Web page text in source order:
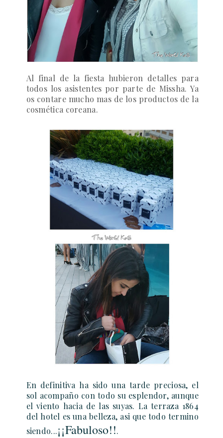
Al final de la fiesta hubieron detalles para
todos los asistentes por parte de Missha.Ya
os contare mucho mas de los productos de la
cosmética coreana.
En definitiva ha sido una tarde preciosa, el
sol acompaño con todo su esplendor, aunque
el viento hacia de las suyas. La terraza 1864
del hotel es una belleza, asi que todo termino
siendo...¡¡Fabuloso!!.